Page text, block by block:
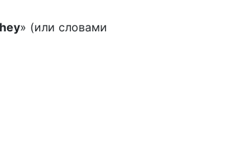
» (или словами